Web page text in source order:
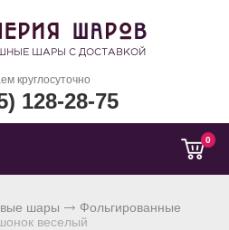
круглосуточно
128-28-75
0
шары
Фольгированные
веселый